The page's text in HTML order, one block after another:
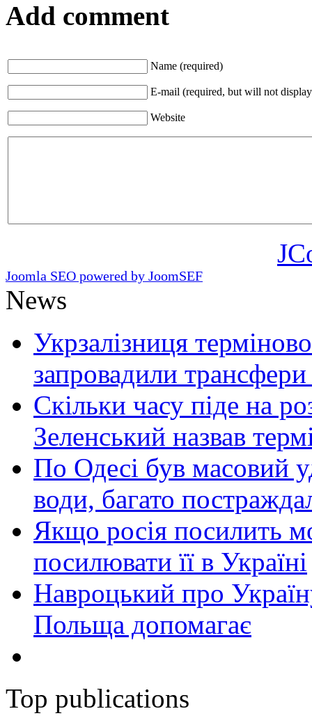
Add comment
Name (required)
E-mail (required, but will not
Website
Joomla SEO powered by JoomSEF
News
Укрзалізниця
запровадили
Скільки часу піде на
Зеленський назвав
По Одесі був масовий
води, багато
Якщо росія посилить
посилювати її в Україні
Навроцький про
Польща допомагає
Top publications